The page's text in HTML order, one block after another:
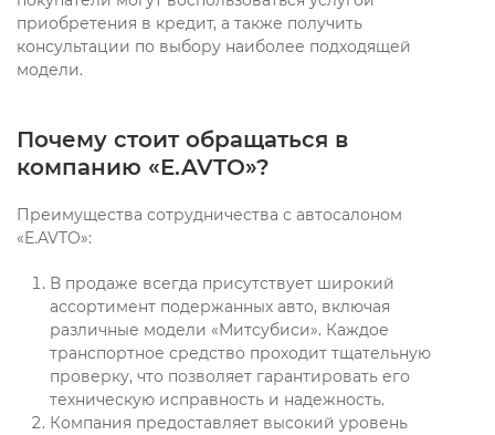
приобретения в кредит, а также получить
консультации по выбору наиболее подходящей
модели.
Почему стоит обращаться в
компанию «E.AVTO»?
Преимущества сотрудничества с автосалоном
«E.AVTO»:
В продаже всегда присутствует широкий
ассортимент подержанных авто, включая
различные модели «Митсубиси». Каждое
транспортное средство проходит тщательную
проверку, что позволяет гарантировать его
техническую исправность и надежность.
Компания предоставляет высокий уровень